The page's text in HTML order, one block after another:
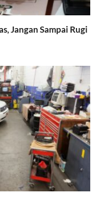
Jangan Sampai Rugi